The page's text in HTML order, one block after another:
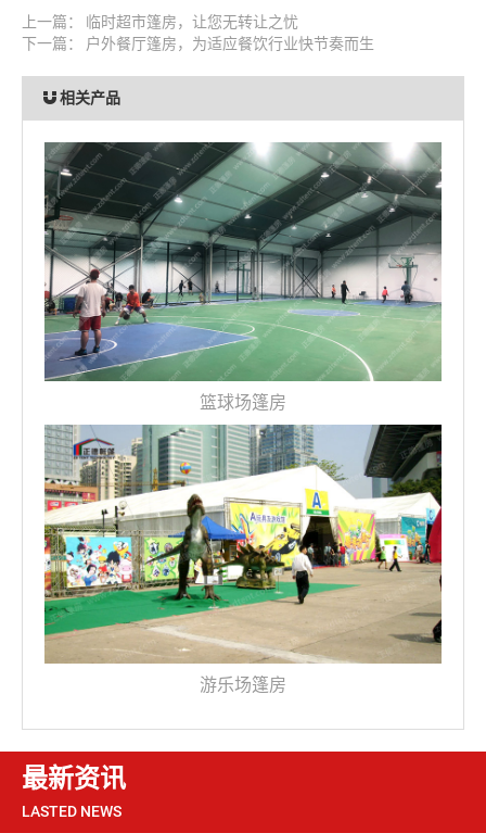
上一篇： 临时超市篷房，让您无转让之忧
下一篇：
户外餐厅篷房，为适应餐饮行业快节奏而生
相关产品
篮球场篷房
游乐场篷房
最新资讯
LASTED NEWS